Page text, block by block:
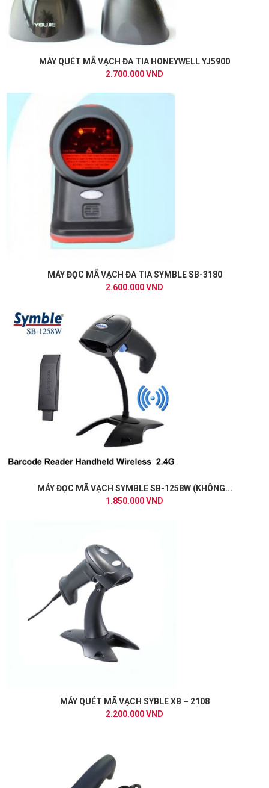
MÁY QUÉT MÃ VẠCH ĐA TIA HONEYWELL YJ5900
2.700.000 VND
MÁY ĐỌC MÃ VẠCH ĐA TIA SYMBLE SB-3180
2.600.000 VND
MÁY ĐỌC MÃ VẠCH SYMBLE SB-1258W (KHÔNG...
1.850.000 VND
MÁY QUÉT MÃ VẠCH SYBLE XB – 2108
2.200.000 VND